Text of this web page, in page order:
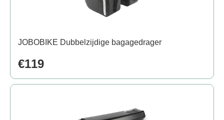
JOBOBIKE Dubbelzijdige bagagedrager
€119